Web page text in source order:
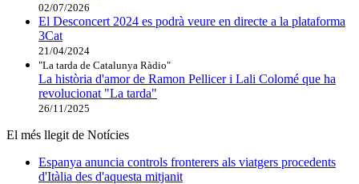
02/07/2026
El Desconcert 2024 es podrà veure en directe a la plataforma
3Cat
21/04/2024
"La tarda de Catalunya Ràdio"
La història d'amor de Ramon Pellicer i Lali Colomé que ha
revolucionat "La tarda"
26/11/2025
El més llegit de Notícies
Espanya anuncia controls fronterers als viatgers procedents
d'Itàlia des d'aquesta mitjanit